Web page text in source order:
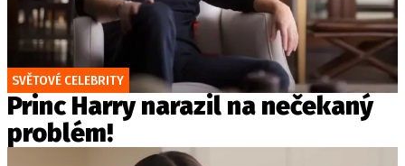
SVĚTOVÉ CELEBRITY
Princ Harry narazil na nečekaný
problém!